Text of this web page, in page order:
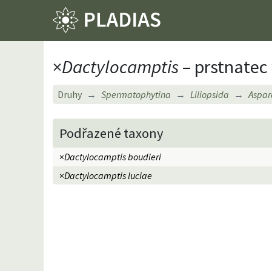
×Dactylocamptis– prstnatec
Druhy Spermatophytina Liliopsida
Podřazené taxony
×Dactylocamptis boudieri
×Dactylocamptis luciae